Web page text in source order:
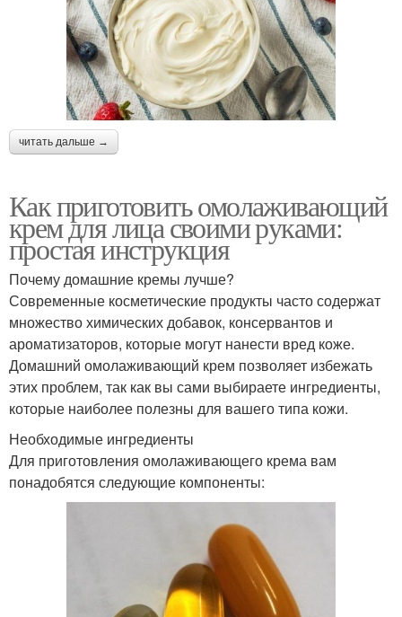
читать дальше →
Как приготовить омолаживающий
крем для лица своими руками:
простая инструкция
Почему домашние кремы лучше?
Современные косметические продукты часто содержат
множество химических добавок, консервантов и
ароматизаторов, которые могут нанести вред коже.
Домашний омолаживающий крем позволяет избежать
этих проблем, так как вы сами выбираете ингредиенты,
которые наиболее полезны для вашего типа кожи.
Необходимые ингредиенты
Для приготовления омолаживающего крема вам
понадобятся следующие компоненты: